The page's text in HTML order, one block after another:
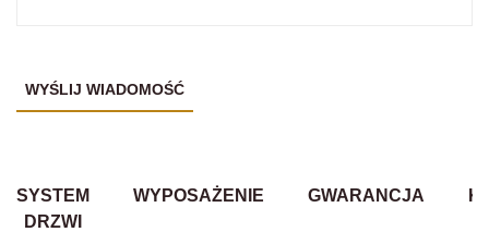
SYSTEM
DRZWI
WYPOSAŻENIE GWARANCJA